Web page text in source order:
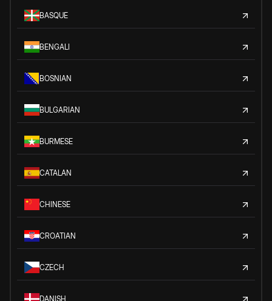
BASQUE
BENGALI
BOSNIAN
BULGARIAN
BURMESE
CATALAN
CHINESE
CROATIAN
CZECH
DANISH